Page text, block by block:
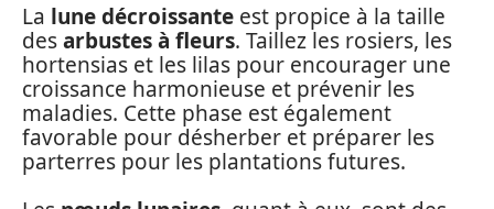
La lune décroissante est propice à la taille
desarbustes à fleurs. Taillez les rosiers, les
hortensias et les lilas pour encourager une
croissance harmonieuse et prévenir les
maladies. Cette phase est également
favorable pour désherber et préparer les
parterres pour les plantations futures.